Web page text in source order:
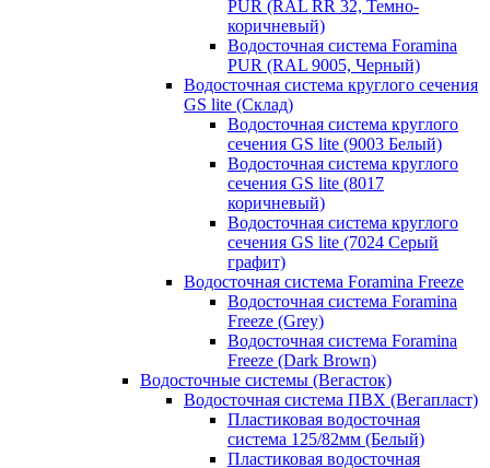
PUR (RAL RR 32, Темно-
коричневый)
Водосточная система Foramina
PUR (RAL 9005, Черный)
Водосточная система круглого сечения
GS lite (Склад)
Водосточная система круглого
сечения GS lite (9003 Белый)
Водосточная система круглого
сечения GS lite (8017
коричневый)
Водосточная система круглого
сечения GS lite (7024 Серый
графит)
Водосточная система Foramina Freeze
Водосточная система Foramina
Freeze (Grey)
Водосточная система Foramina
Freeze (Dark Brown)
Водосточные системы (Вегасток)
Водосточная система ПВХ (Вегапласт)
Пластиковая водосточная
система 125/82мм (Белый)
Пластиковая водосточная